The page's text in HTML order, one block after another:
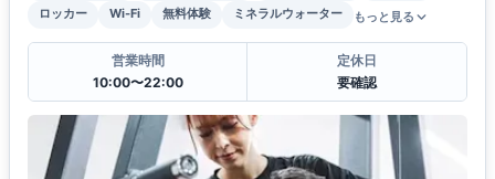
ロッカー
Wi-Fi 無料体験 ミネラルウォーター もっと見る
営業時間
10:00〜22:00
定休日
要確認